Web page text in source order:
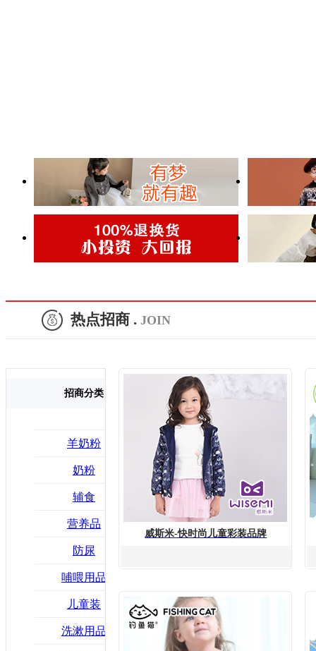
热点招商 . JOIN
招商分类
羊奶粉
奶粉
辅食
营养品
防尿
哺喂用品
儿童装
洗漱用品
威斯米-快时尚儿童彩装品牌